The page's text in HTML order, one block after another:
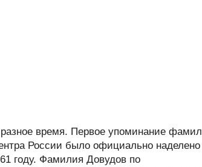
время. Первое упоминание
России было официально наделено
году. Фамилия Довудов по